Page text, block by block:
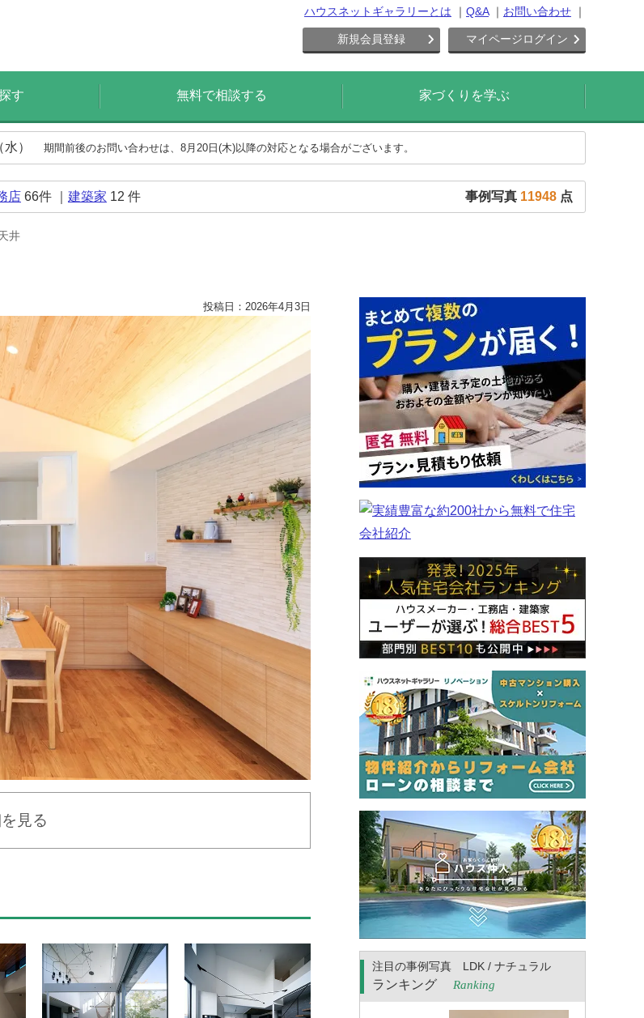
ハウスネットギャラリーとは Q&A お問い合わせ
新規会員登録 マイページログイン
す 無料で相談する 家づくりを学ぶ
水） 期間前後のお問い合わせは、8月20日(木)以降の対応となる場合がございます。
店 66件 ｜ 建築家 12 件 事例写真 11948 点
井
投稿日：2026年4月3日
見る
注目の事例写真 LDK / ナチュラル
ランキング Ranking